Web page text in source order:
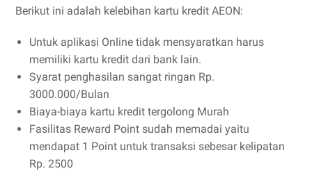
Berikut ini adalah kelebihan kartu kredit AEON:
Untuk aplikasi Online tidak mensyaratkan harus
memiliki kartu kredit dari bank lain.
Syarat penghasilan sangat ringan Rp.
3000.000/Bulan
Biaya-biaya kartu kredit tergolong Murah
Fasilitas Reward Point sudah memadai yaitu
mendapat 1 Point untuk transaksi sebesar kelipatan
Rp. 2500